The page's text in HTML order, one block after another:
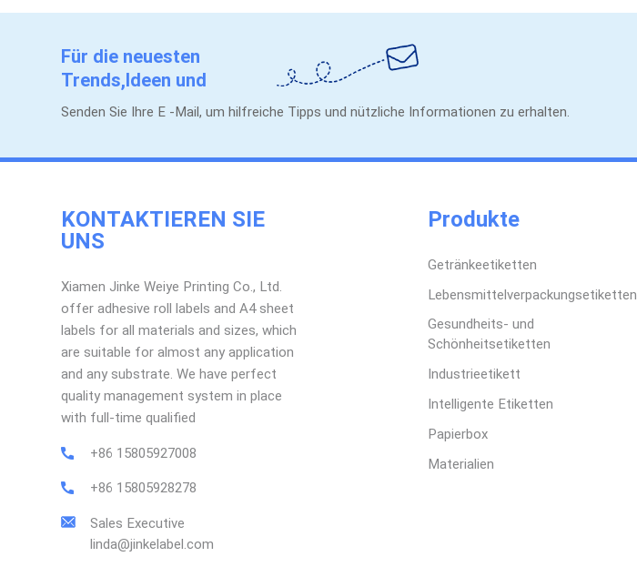
Für die neuesten
Trends,Ideen und
Werbeaktionen.
Senden Sie Ihre E -Mail, um hilfreiche Tipps und nützliche Informationen zu erhalten.
KONTAKTIEREN SIE
UNS
Xiamen Jinke Weiye Printing Co., Ltd.
offer adhesive roll labels and A4 sheet
labels for all materials and sizes, which
are suitable for almost any application
and any substrate. We have perfect
quality management system in place
with full-time qualified
+86 15805927008
+86 15805928278
Sales Executive
linda@jinkelabel.com
Produkte
Getränkeetiketten
Lebensmittelverpackungsetiketten
Gesundheits- und
Schönheitsetiketten
Industrieetikett
Intelligente Etiketten
Papierbox
Materialien